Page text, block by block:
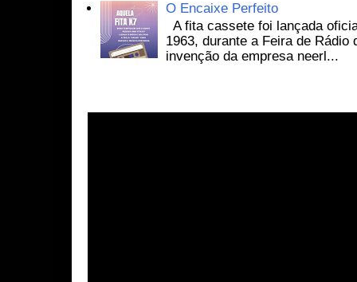
O Encaixe Perfeito
A fita cassete foi lançada
1963, durante a Feira de Rádio
invenção da empresa neerl...